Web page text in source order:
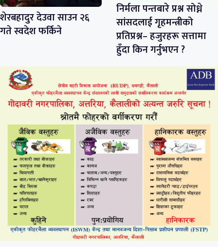
शेरबहादुर देउवा साउन २६
गते स्वदेश फर्किने
निर्मला पन्तबारे प्रश्न सोध्ने
सांसदलाई गृहमन्त्रीको
प्रतिप्रश्न– हजुरहरू सत्तामा
हुँदा किन गर्नुभएन ?